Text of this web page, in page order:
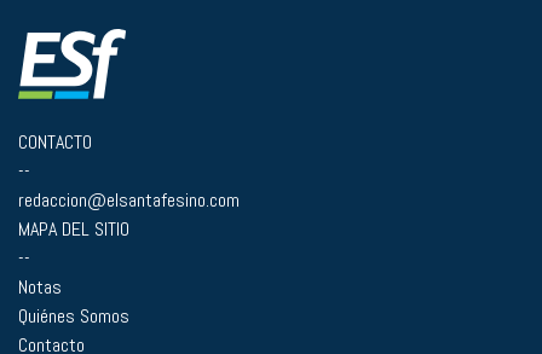
CONTACTO
--
redaccion@elsantafesino.com
MAPA DEL SITIO
--
Notas
Quiénes Somos
Contacto